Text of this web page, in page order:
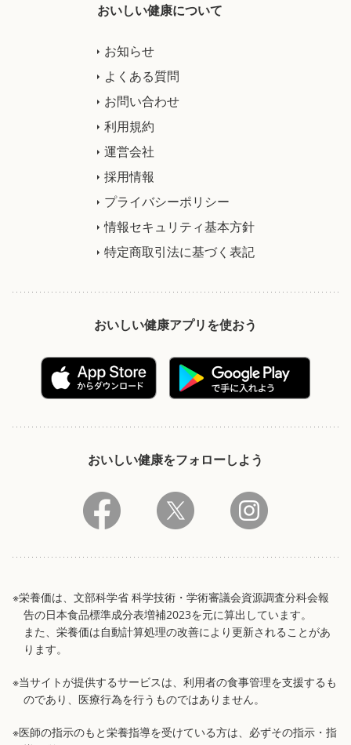
おいしい健康について
お知らせ
よくある質問
お問い合わせ
利用規約
運営会社
採用情報
プライバシーポリシー
情報セキュリティ基本方針
特定商取引法に基づく表記
おいしい健康アプリを使おう
おいしい健康をフォローしよう
※栄養価は、文部科学省 科学技術・学術審議会資源調査分科会報
告の日本食品標準成分表増補2023を元に算出しています。
また、栄養価は自動計算処理の改善により更新されることがあ
ります。
※当サイトが提供するサービスは、利用者の食事管理を支援するも
のであり、医療行為を行うものではありません。
※医師の指示のもと栄養指導を受けている方は、必ずその指示・指